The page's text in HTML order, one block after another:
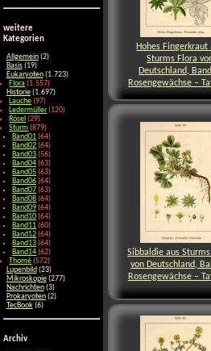
weitere
Kategorien
Allgemein(2)
Basis(19)
Eukaryoten(1.723)
Flora (1.557)
Historie(1.697)
Lauche (97)
Ledermüller(120)
Rösel (29)
Sturm (879)
Band01 (64)
Band02 (64)
Band03 (56)
Band04 (63)
Band05 (63)
Band06 (64)
Band07 (63)
Band08 (64)
Band09 (64)
Band10 (64)
Band11 (60)
Band12 (64)
Band13 (64)
Band14 (62)
Thomé (572)
Lupenbild (23)
Mikroskopie(277)
Nachrichten(3)
Prokaryoten(2)
TecBook(6)
Archiv
Hohes Fingerkraut
Sturms Flora
Deutschland,
Rosengewächse –
Sibbaldie aus
von Deutschland,
Rosengewächse –